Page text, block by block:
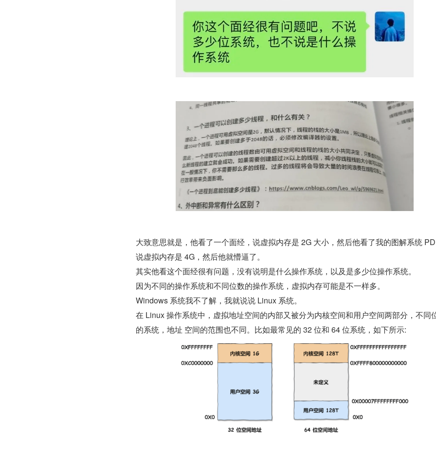
大致意思就是，他看了一个面经，说虚拟内存是 2G 大小，然后他看了我的图解系统
说虚拟内存是 4G，然后他就懵逼了。
其实他看这个面经很有问题，没有说明是什么操作系统，以及是多少位操作系统。
因为不同的操作系统和不同位数的操作系统，虚拟内存可能是不一样多。
Windows 系统我不了解，我就说说 Linux 系统。
在 Linux 操作系统中，虚拟地址空间的内部又被分为内核空间和用户空间两部分，不同
的系统，地址 空间的范围也不同。比如最常⻅的 32 位和 64 位系统，如下所示: